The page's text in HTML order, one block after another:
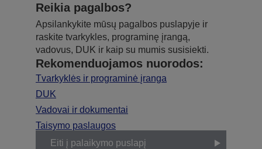
Reikia pagalbos?
Apsilankykite mūsų pagalbos puslapyje ir
raskite tvarkykles, programinę įrangą,
vadovus, DUK ir kaip su mumis susisiekti.
Rekomenduojamos nuorodos:
Tvarkyklės ir programinė įranga
DUK
Vadovai ir dokumentai
Taisymo paslaugos
Eiti į palaikymo puslapį